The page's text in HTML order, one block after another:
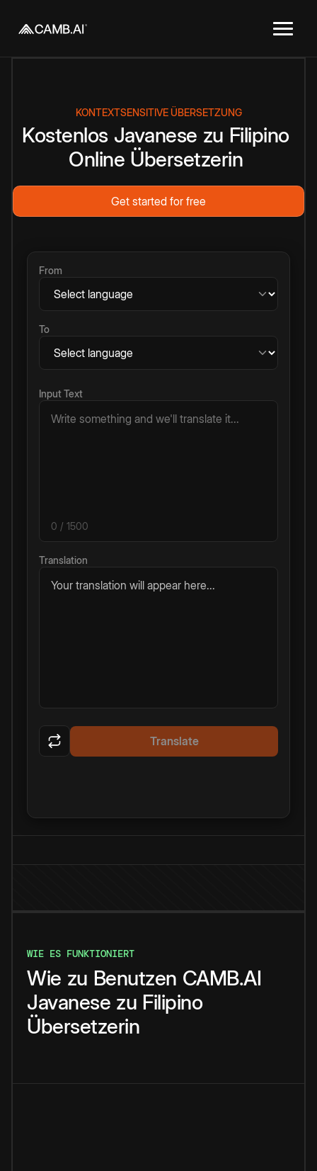
KONTEXTSENSITIVE ÜBERSETZUNG
Kostenlos Javanese zu Filipino
Online Übersetzerin
Get started for free
From
To
Input Text
0 / 1500
Translation
Your translation will appear here...
Translate
WIE ES FUNKTIONIERT
Wie zu Benutzen CAMB.AI
Javanese zu Filipino
Übersetzerin